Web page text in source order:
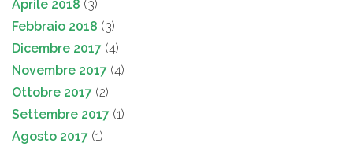
Aprile 2018 (3)
Febbraio 2018 (3)
Dicembre 2017 (4)
Novembre 2017 (4)
Ottobre 2017 (2)
Settembre 2017 (1)
Agosto 2017 (1)